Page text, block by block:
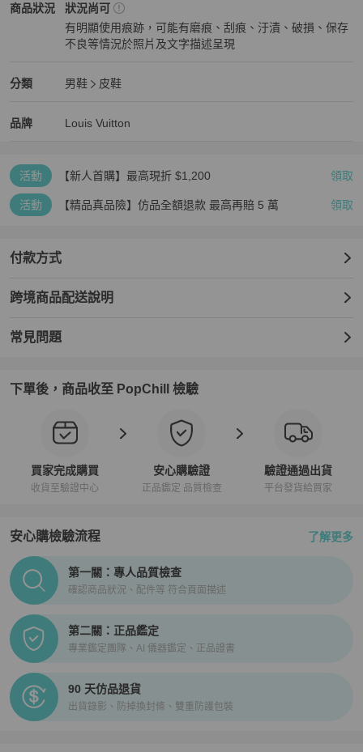
產品尺寸 (人手量度有可能存在1-2cm 誤差)：5.5
商品狀況
Louis Vuitton男鞋商品狀態與細節
狀況尚可
有明顯使用痕跡，可能有磨痕、刮痕、汙漬、破損、保存
不良等情況於照片及文字描述呈現
分類
Louis Vuitton男鞋 分類資訊
男鞋
皮鞋
品牌
Louis Vuitton精品男鞋品牌介紹
Louis Vuitton
Louis Vuitton推薦清單
活動 【新人首購】最高現折 $1,200 領取
活動 【精品真品險】仿品全額退款 最高再賠 5 萬 領取
付款方式
跨境商品配送說明
常見問題
下單後，商品收至 PopChill 檢驗
買家完成購買
收貨至驗證中心
安心購驗證
正品鑑定 品質檢查
驗證通過出貨
平台發貨給買家
安心購檢驗流程 了解更多
PopChill拍拍圈正品驗證、安心購檢驗流程介紹
第一關：專人品質檢查
確認商品狀況、配件等 符合頁面描述
第二關：正品鑑定
專業鑑定團隊、AI 儀器鑑定、正品證書
90 天仿品退貨
出貨錄影、防掉換封條、雙重防護包裝